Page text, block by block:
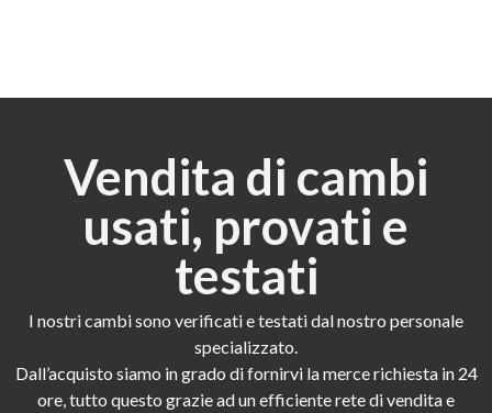
Vendita di cambi
usati, provati e
testati
I nostri cambi sono verificati e testati dal nostro personale
specializzato.
Dall’acquisto siamo in grado di fornirvi la merce richiesta in 24
ore, tutto questo grazie ad un efficiente rete di vendita e